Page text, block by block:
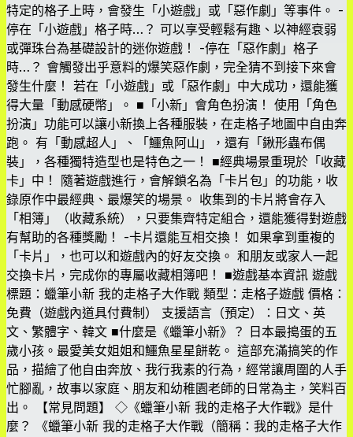
特定的格子上時，會發生「小遊戲」或「惡作劇」等事件。 -
停在「小遊戲」格子時…？ 可以享受輕鬆有趣、以神經衰弱
或彈珠台為基礎設計的迷你遊戲！ -停在「惡作劇」格子
時…？ 會觸發出乎意料的爆笑惡作劇，完全猜不到接下來會
發生什麼！ 若在「小遊戲」或「惡作劇」中大成功，還能獲
得大量「動感硬幣」。 ■「小新」會角色扮演！ 使用「角色
扮演」功能可以讓小新換上各種服裝，在走格子地圖中自由奔
跑。 有「動感超人」、「鱷魚阿山」，還有「鍬形蟲布偶
裝」，各種獨特造型也是特色之一！ ■經典場景重現於「收藏
卡」中！ 隨著遊戲進行，會解鎖名為「卡片包」的功能，收
錄原作中最經典、最爆笑的場景。 收集到的卡片將會存入
「相簿」（收藏系統），只要集齊特定組合，還能獲得對遊戲
有幫助的各種獎勵！ -卡片還能互相交換！ 如果拿到重複的
「卡片」，也可以和遊戲內的好友交換。 和朋友或家人一起
交換卡片，完成你的專屬收藏相簿吧！ ■遊戲基本資訊 遊戲
標題：蠟筆小新 我的走格子大作戰 類型：走格子遊戲 價格：
免費（遊戲內道具付費制） 支援語言（預定）：日文、英
文、繁體字、韓文 ■什麼是《蠟筆小新》？ 日本最搗蛋的五
歲小孩。最愛美女姐姐和鱷魚星星餅乾。 這部充滿搞笑的作
品，描繪了他自由奔放、我行我素的行為，經常讓周圍的人手
忙腳亂，故事以家庭、朋友和幼稚園老師的日常為主，笑料百
出。 【常見問題】 ◇《蠟筆小新 我的走格子大作戰》是什
麼？ 《蠟筆小新 我的走格子大作戰（簡稱：我的走格子大作